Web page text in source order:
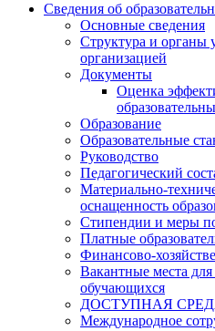
Сведения об
Основные сведения
Структура и органы
организацией
Документы
Оценка
Образование
Образовательные
Руководство
Педагогический
Материально-
оснащенность
Стипендии и меры
Платные
Финансово-
Вакантные места
обучающихся
ДОСТУПНАЯ
Международное